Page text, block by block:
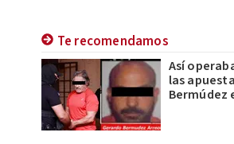
Te recomendamos
Así
las
Bermúdez